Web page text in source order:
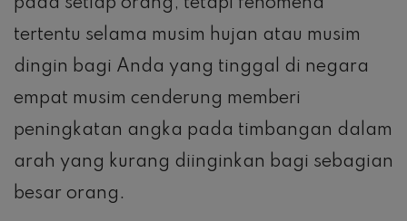
pada setiap orang, tetapi fenomena
tertentu selama musim hujan atau musim
dingin bagi Anda yang tinggal di negara
empat musim cenderung memberi
peningkatan angka pada timbangan dalam
arah yang kurang diinginkan bagi sebagian
besar orang.